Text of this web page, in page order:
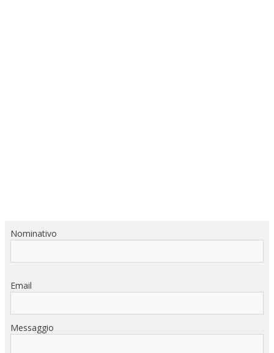
Nominativo
Email
Messaggio